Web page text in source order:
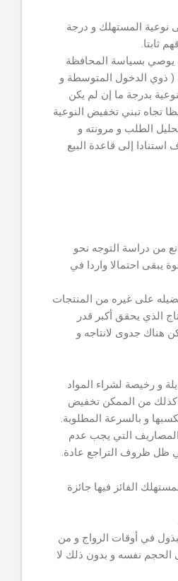
نوعية المستهلك و درجة
ثابتا.
يوصي بسياسة المحافظة
( ذوي الدخول المتوسطة و
بدرجة ما إن لم يكن
تجاه تبني تخفيض النوعية
الطلب و مرونته و
إلى قاعدة البيع
من دراسة التوجه نحو
احتمالا واردا في
على غيره من المنتجات
الذي يحقق أكبر قدر
هناك جدوى لانتاجه و
و رخيصة لشراء المواد
كذلك من الممكن تخفيض
و بالسرعة المطلوبة.
المصاريف التي يجب عدم
ظل ظروف التراجع عادة.
الفائز فيها جائزة
في أوقات الرواج و من
50% أحيانا لمجرد المحافظة على الحجم نفسه و بدون ذلك لا